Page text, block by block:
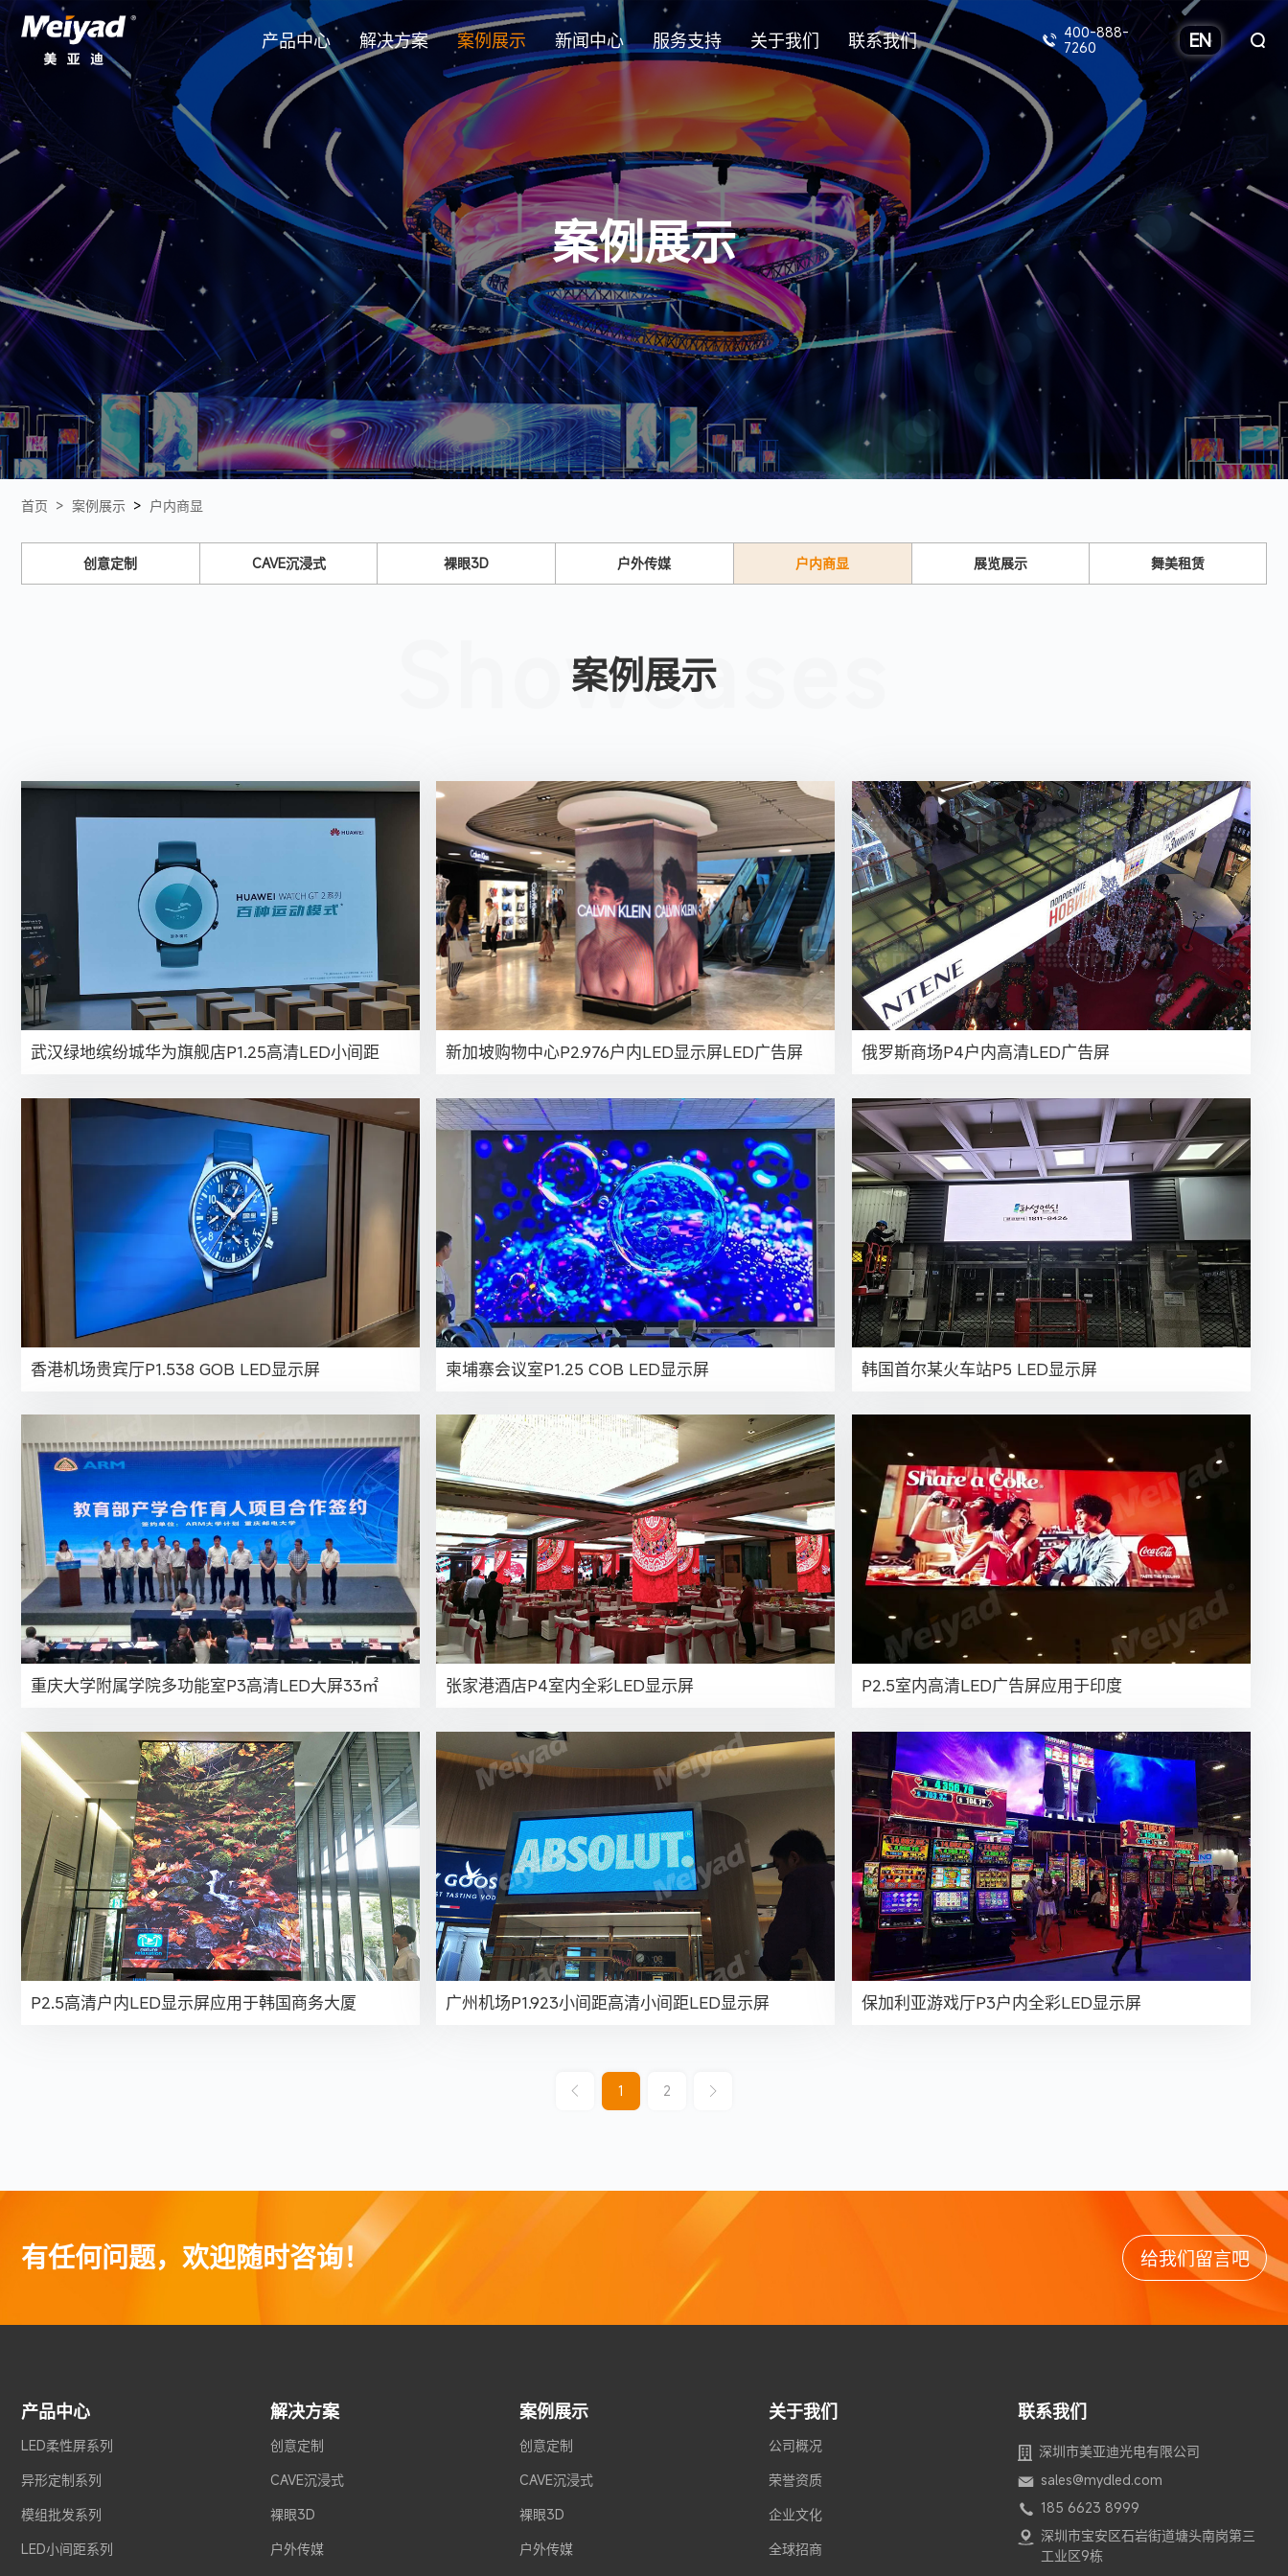
产品中心
LED柔性屏系列
异形定制系列
模组批发系列
LED小间距系列
LED透明屏系列
LED固装屏系列
LED租赁屏系列
一体机系列
户内MP系列 320*160mm
户内MX-Pro系列 240*120mm（通过EMC Calss A认证）
户内MX系列 240*120mm
户内MC系列 300*168.75mm（COB）
户外MS系列 256*128mm
解决方案
创意定制
CAVE沉浸式
裸眼3D
户外传媒
户内商显
展览展示
舞美租赁
美亚迪创意定制LED显示屏突破了传统矩形的限制，提供无限的设
计可能性，以满足独特的建筑、品牌或艺术要求。这些量身定制的
解决方案将尖端工程与艺术视野相结合，可无缝集成到曲面、不规
则结构中。
案例展示
创意定制
CAVE沉浸式
裸眼3D
户外传媒
户内商显
展览展示
舞美租赁
美亚迪站在LED显示屏创意定制的前沿，提供全球知名的项目，将
尖端技术与创意视野融为一体。美亚迪以解决复杂的设计挑战而闻
名，完成了国庆70周年湖北彩车、南宁万象城10周年等标志性项
目。
新闻中心
公司新闻
行业新闻
技术交流
美亚迪公司动态聚焦企业创新征程：持续发布前沿LED产品，激发
员工自主创新实践；同步分享全球业务拓展里程碑事件及团队卓越
成果。诚邀您共同见证我们在LED显示屏领域的突破与成长！
服务支持
产品资料下载
获取详细的产品目录、技术规格和安装指南。通过安全门户网站即
时下载。面向全球客户，全天候24小时服务。
关于我们
公司概况
荣誉资质
企业文化
全球招商
视频中心
深圳市美亚迪光电有限公司于2011年成立，是一家国家级高新技术
企业，集研发、生产、销售及服务于一体。公司在深圳、湖北、广
西、四川设有四大生产基地，总占地面积达36万平方米，员工数量
超过2000人。美亚迪的产品广泛应用于室内外商业媒体、体育场
馆、舞台表演、高校教育、军工以及异形创意等领域。
联系我们
400-888-
7260
EN
案例展示
首页 > 案例展示 > 户内商显
创意定制 CAVE沉浸式 裸眼3D 户外传媒 户内商显 展览展示 舞美租赁
Showcases
案例展示
武汉绿地缤纷城华为旗舰店P1.25高清LED小间距 新加坡购物中心P2.976户内LED显示屏LED广告屏 俄罗斯商场P4户内高清LED广告屏
香港机场贵宾厅P1.538 GOB LED显示屏 柬埔寨会议室P1.25 COB LED显示屏 韩国首尔某火车站P5 LED显示屏
重庆大学附属学院多功能室P3高清LED大屏33㎡ 张家港酒店P4室内全彩LED显示屏 P2.5室内高清LED广告屏应用于印度
P2.5高清户内LED显示屏应用于韩国商务大厦 广州机场P1.923小间距高清小间距LED显示屏 保加利亚游戏厅P3户内全彩LED显示屏
1 2
有任何问题，欢迎随时咨询！ 给我们留言吧
产品中心
LED柔性屏系列
异形定制系列
模组批发系列
LED小间距系列
解决方案
创意定制
CAVE沉浸式
裸眼3D
户外传媒
案例展示
创意定制
CAVE沉浸式
裸眼3D
户外传媒
关于我们
公司概况
荣誉资质
企业文化
全球招商
联系我们
深圳市美亚迪光电有限公司
sales@mydled.com
185 6623 8999
深圳市宝安区石岩街道塘头南岗第三
工业区9栋